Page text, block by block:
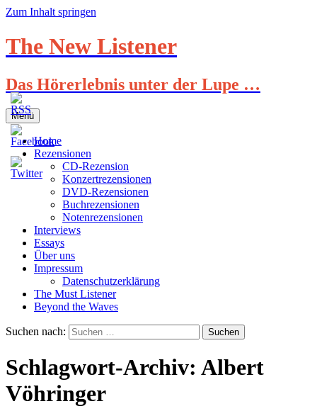
Zum Inhalt springen
The New Listener
Das Hörerlebnis unter der Lupe …
Menü
Home
Rezensionen
CD-Rezension
Konzertrezensionen
DVD-Rezensionen
Buchrezensionen
Notenrezensionen
Interviews
Essays
Über uns
Impressum
Datenschutzerklärung
The Must Listener
Beyond the Waves
Suchen nach:
Schlagwort-Archiv: Albert
Vöhringer